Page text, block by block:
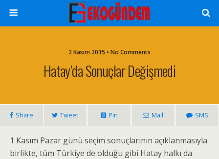
2 Kasım 2015 • No Comments
Hatay’da Sonuçlar Değişmedi
Share Tweet Pin Mail SMS
1 Kasım Pazar günü seçim sonuçlarının açıklanmasıyla
birlikte, tüm Türkiye de olduğu gibi Hatay halkı da